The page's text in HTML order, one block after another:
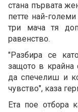
стана първата
петте най-
три мача тя
равенство.
"Разбира се
защото в крайна
да спечелиш и
чувство", каза
Ета пое отбора